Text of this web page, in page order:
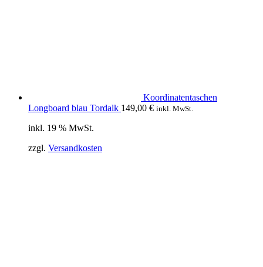
Koordinatentaschen
Longboard blau Tordalk 149,00 € inkl. MwSt.
inkl. 19 % MwSt.
zzgl. Versandkosten